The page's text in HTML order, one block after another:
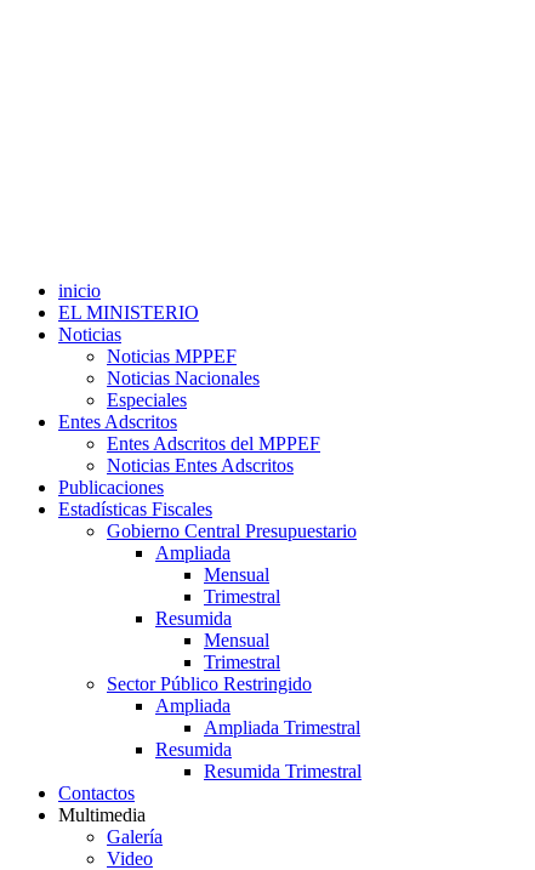
inicio
EL MINISTERIO
Noticias
Noticias MPPEF
Noticias Nacionales
Especiales
Entes Adscritos
Entes Adscritos del MPPEF
Noticias Entes Adscritos
Publicaciones
Estadísticas Fiscales
Gobierno Central Presupuestario
Ampliada
Mensual
Trimestral
Resumida
Mensual
Trimestral
Sector Público Restringido
Ampliada
Ampliada Trimestral
Resumida
Resumida Trimestral
Contactos
Multimedia
Galería
Video